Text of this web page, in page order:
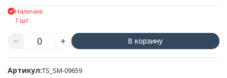
Наличие
1 шт.
В корзину
Артикул:TS_SM-09659